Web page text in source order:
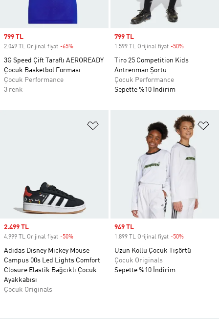
Sale price
799 TL
2.049 TL Orijinal fiyat -65%
3G Speed Çift Taraflı AEROREADY
Çocuk Basketbol Forması
Çocuk Performance
3 renk
Sale price
799 TL
1.599 TL Orijinal fiyat -50%
Tiro 25 Competition Kids
Antrenman Şortu
Çocuk Performance
Sepette %10 İndirim
Favori Listesine Ekle
Sale price
2.499 TL
4.999 TL Orijinal fiyat -50%
Adidas Disney Mickey Mouse
Campus 00s Led Lights Comfort
Closure Elastik Bağcıklı Çocuk
Ayakkabısı
Çocuk Originals
Sale price
949 TL
1.899 TL Orijinal fiyat -50%
Uzun Kollu Çocuk Tişörtü
Çocuk Originals
Sepette %10 İndirim